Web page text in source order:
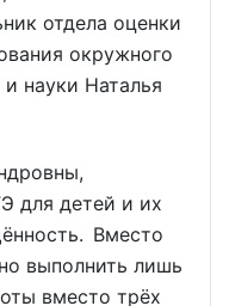
отдела оценки
окружного
науки Наталья
для детей и их
Вместо
выполнить лишь
вместо трёх